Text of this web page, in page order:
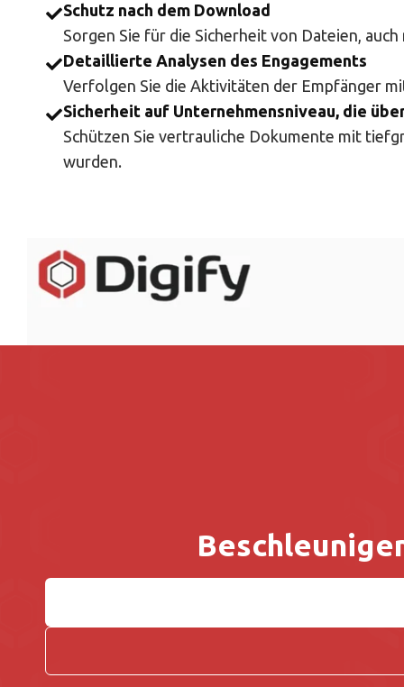
Schutz nach dem Download
Sorgen Sie für die Sicherheit von Dateien,
Detaillierte Analysen des Engagements
Verfolgen Sie die Aktivitäten der Empfänger
Sicherheit auf Unternehmensniveau, die
Schützen Sie vertrauliche Dokumente mit
wurden.